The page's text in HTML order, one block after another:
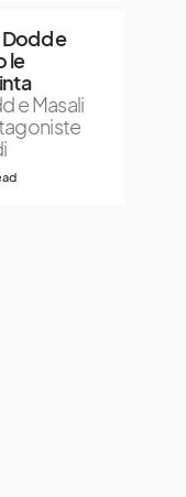
e
le
e Masali